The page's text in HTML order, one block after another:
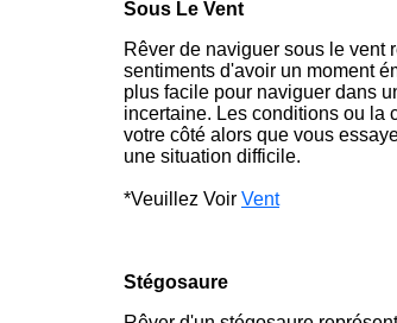
Sous Le Vent
Rêver de naviguer sous le vent
sentiments d'avoir un moment
plus facile pour naviguer dans
incertaine. Les conditions ou la
votre côté alors que vous
une situation difficile.
*Veuillez Voir Vent
Stégosaure